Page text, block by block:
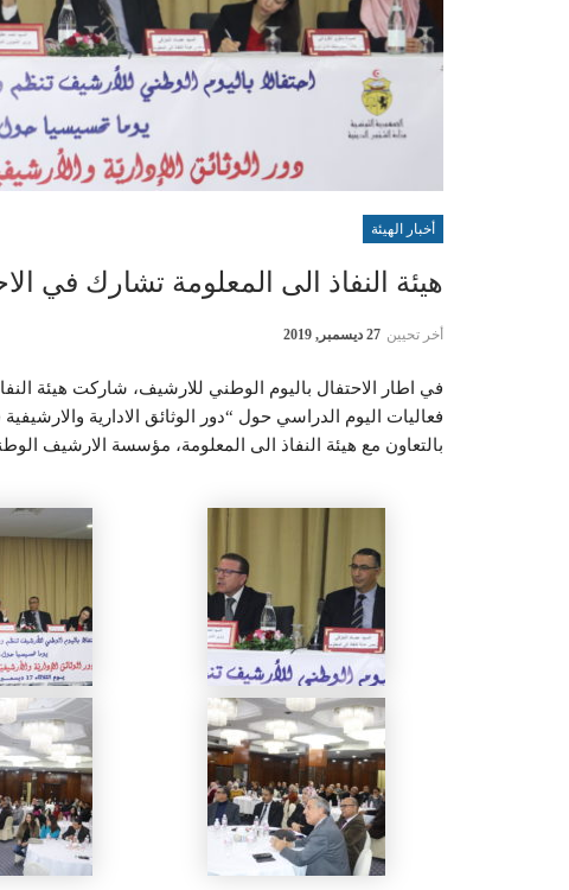
أخبار الهيئة
هيئة النفاذ الى المعلومة تشارك في
أخر تحيين 27 ديسمبر, 2019
فعاليات اليوم الدراسي حول “دور الوثائق الادارية
بالتعاون مع هيئة النفاذ الى المعلومة، مؤسسة الارشيف